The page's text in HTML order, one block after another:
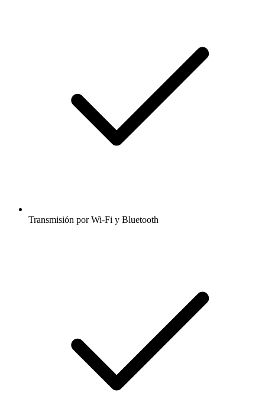
Transmisión por Wi-Fi y Bluetooth